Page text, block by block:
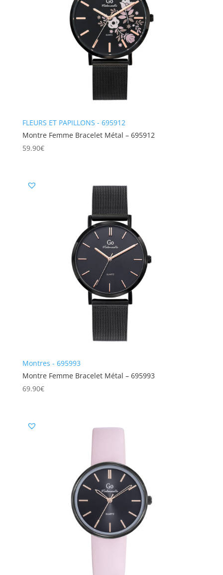
FLEURS ET PAPILLONS - 695912
Montre Femme Bracelet Métal – 695912
59.90€
Montres - 695993
Montre Femme Bracelet Métal – 695993
69.90€